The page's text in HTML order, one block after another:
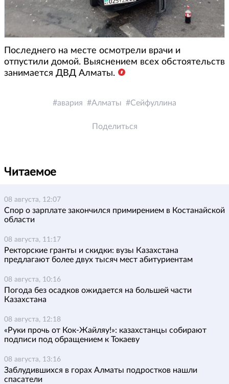
Последнего на месте осмотрели врачи и
отпустили домой. Выяснением всех обстоятельств
занимается ДВД Алматы.
авария Алматы Сейфуллина
Поделиться
Читаемое
08 августа, 12:07
Спор о зарплате закончился примирением в Костанайской
области
08 августа, 11:17
Ректорские гранты и скидки: вузы Казахстана
предлагают более двух тысяч мест абитуриентам
08 августа, 10:16
Погода без осадков ожидается на большей части
Казахстана
08 августа, 12:18
«Руки прочь от Кок-Жайляу!»: казахстанцы собирают
подписи под обращением к Токаеву
08 августа, 13:16
Заблудившихся в горах Алматы подростков нашли
спасатели